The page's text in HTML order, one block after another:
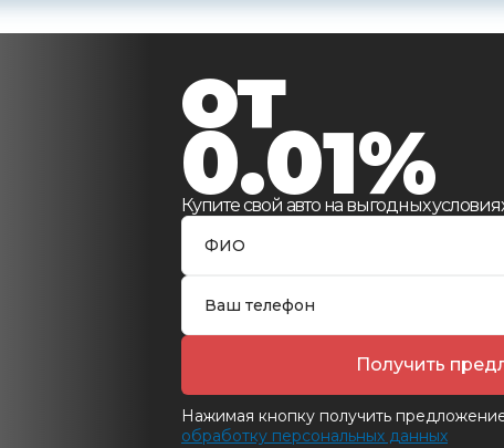
от
0.01%
Купите свой авто на выгодных
Получить
Нажимая кнопку получить
обработку персональных данных